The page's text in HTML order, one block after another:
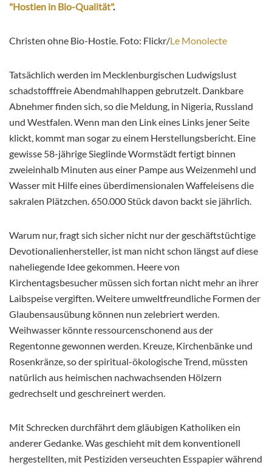
"Hostien in Bio-Qualität".
Christen ohne Bio-Hostie. Foto: Flickr/Le Monolecte
Tatsächlich werden im Mecklenburgischen Ludwigslust
schadstofffreie Abendmahlhappen gebrutzelt. Dankbare
Abnehmer finden sich, so die Meldung, in Nigeria, Russland
und Westfalen. Wenn man den Link eines Links jener Seite
klickt, kommt man sogar zu einem Herstellungsbericht. Eine
gewisse 58-jährige Sieglinde Wormstädt fertigt binnen
zweieinhalb Minuten aus einer Pampe aus Weizenmehl und
Wasser mit Hilfe eines überdimensionalen Waffeleisens die
sakralen Plätzchen. 650.000 Stück davon backt sie jährlich.
Warum nur, fragt sich sicher nicht nur der geschäftstüchtige
Devotionalienhersteller, ist man nicht schon längst auf diese
naheliegende Idee gekommen. Heere von
Kirchentagsbesucher müssen sich fortan nicht mehr an ihrer
Laibspeise vergiften. Weitere umweltfreundliche Formen der
Glaubensausübung können nun zelebriert werden.
Weihwasser könnte ressourcenschonend aus der
Regentonne gewonnen werden. Kreuze, Kirchenbänke und
Rosenkränze, so der spiritual-ökologische Trend, müssten
natürlich aus heimischen nachwachsenden Hölzern
gedrechselt und geschreinert werden.
Mit Schrecken durchfährt dem gläubigen Katholiken ein
anderer Gedanke. Was geschieht mit dem konventionell
hergestellten, mit Pestiziden verseuchten Esspapier während